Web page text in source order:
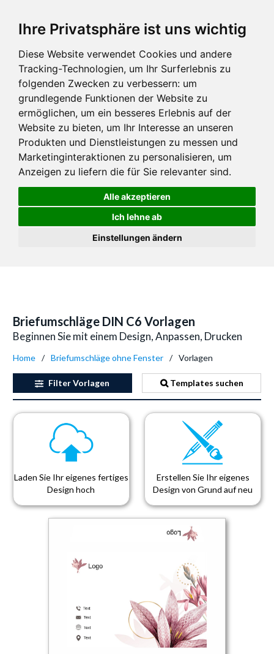
Ihre Privatsphäre ist uns wichtig
Diese Website verwendet Cookies und andere
Tracking-Technologien, um Ihr Surferlebnis zu
folgenden Zwecken zu verbessern: um
grundlegende Funktionen der Website zu
ermöglichen, um ein besseres Erlebnis auf der
Website zu bieten, um Ihr Interesse an unseren
Produkten und Dienstleistungen zu messen und
Marketinginteraktionen zu personalisieren, um
Anzeigen zu liefern die für Sie relevanter sind.
Alle akzeptieren
Ich lehne ab
Einstellungen ändern
Briefumschläge DIN C6 Vorlagen
Beginnen Sie mit einem Design, Anpassen, Drucken
Home Briefumschläge ohne Fenster Vorlagen
FilterVorlagen Templates suchen
Laden Sie Ihr eigenes fertiges
Design hoch
Erstellen Sie Ihr eigenes
Design von Grund auf neu